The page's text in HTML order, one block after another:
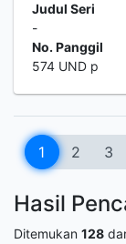
Judul Seri
-
No. Panggil
574 UND p
1 2 3
Hasil
Ditemukan 128